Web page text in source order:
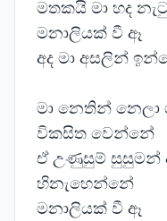
මතකයි මා හද
මනාලියක් වී ඈ
අද මා අසලින්
මා නෙතින් නෙලා
විකසිත වෙන්නේ
ඒ උණුසුම් සුසුමන්
හිනැහෙන්නේ
මනාලියක් වී ඈ